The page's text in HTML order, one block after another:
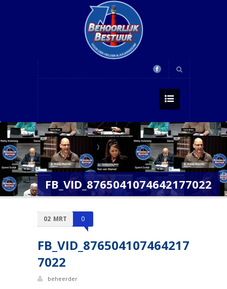
FB_VID_8765041074642177022
02 MRT 0
FB_VID_876504107464217
7022
beheerder